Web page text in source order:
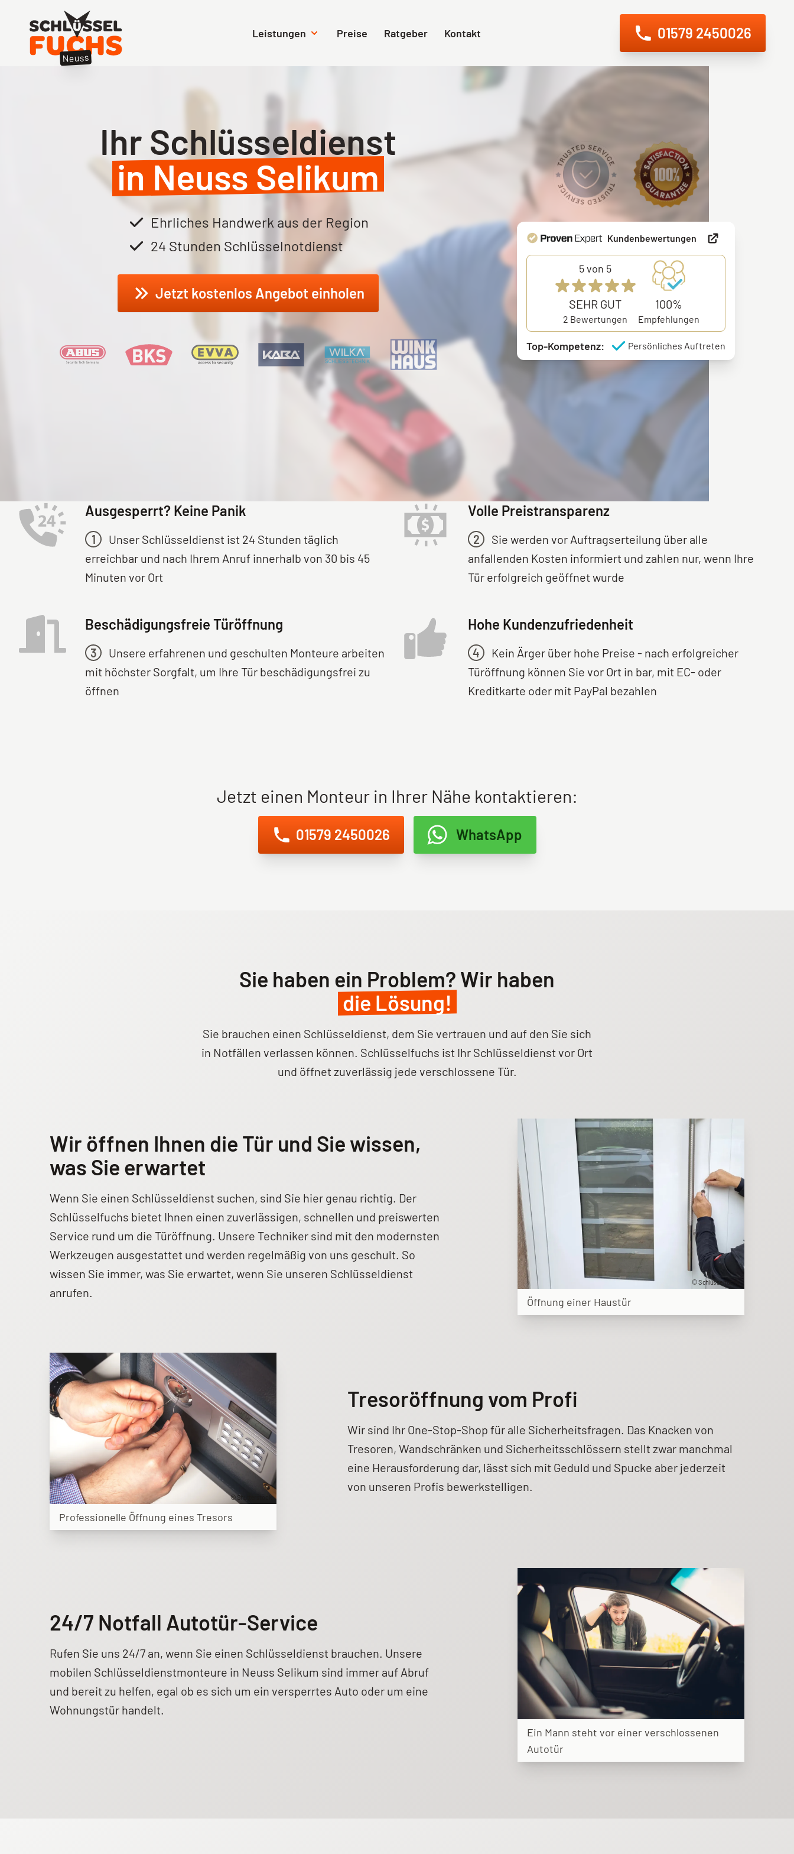
Neuss
Leistungen
Schlüsseldienst
Preise Ratgeber Kontakt 01579 2450026
Ihr Schlüsseldienst
in Neuss Selikum
Ehrliches Handwerk aus der Region
24 Stunden Schlüsselnotdienst
Jetzt kostenlos Angebot einholen
Kundenbewertungen
5von 5
SEHR GUT
2 Bewertungen
100%
Empfehlungen
Top-Kompetenz: Persönliches Auftreten
Ausgesperrt? Keine Panik
1
Unser Schlüsseldienst ist 24 Stunden täglich
erreichbar und nach Ihrem Anruf innerhalb von 30 bis 45
Minuten vor Ort
Volle Preistransparenz
2
Sie werden vor Auftragserteilung über alle
anfallenden Kosten informiert und zahlen nur, wenn Ihre
Tür erfolgreich geöffnet wurde
Beschädigungsfreie Türöffnung
3
Unsere erfahrenen und geschulten Monteure arbeiten
mit höchster Sorgfalt, um Ihre Tür beschädigungsfrei zu
öffnen
Hohe Kundenzufriedenheit
4
Kein Ärger über hohe Preise - nach erfolgreicher
Türöffnung können Sie vor Ort in bar, mit EC- oder
Kreditkarte oder mit PayPal bezahlen
Jetzt einen Monteur in Ihrer Nähe kontaktieren:
01579 2450026 WhatsApp
Sie haben ein Problem? Wir haben
die Lösung!
Sie brauchen einen Schlüsseldienst, dem Sie vertrauen und auf den Sie sich
in Notfällen verlassen können. Schlüsselfuchs ist Ihr Schlüsseldienst vor Ort
und öffnet zuverlässig jede verschlossene Tür.
© Schlüsselfuchs
Öffnung einer Haustür
Wir öffnen Ihnen die Tür und Sie wissen,
was Sie erwartet
Wenn Sie einen Schlüsseldienst suchen, sind Sie hier genau richtig. Der
Schlüsselfuchs bietet Ihnen einen zuverlässigen, schnellen und preiswerten
Service rund um die Türöffnung. Unsere Techniker sind mit den modernsten
Werkzeugen ausgestattet und werden regelmäßig von uns geschult. So
wissen Sie immer, was Sie erwartet, wenn Sie unseren Schlüsseldienst
anrufen.
© Shutterstock
Professionelle Öffnung eines Tresors
Tresoröffnung vom Profi
Wir sind Ihr One-Stop-Shop für alle Sicherheitsfragen. Das Knacken von
Tresoren, Wandschränken und Sicherheitsschlössern stellt zwar manchmal
eine Herausforderung dar, lässt sich mit Geduld und Spucke aber jederzeit
von unseren Profis bewerkstelligen.
Ein Mann steht vor einer verschlossenen
Autotür
24/7 Notfall Autotür-Service
Rufen Sie uns 24/7 an, wenn Sie einen Schlüsseldienst brauchen. Unsere
mobilen Schlüsseldienstmonteure in Neuss Selikum sind immer auf Abruf
und bereit zu helfen, egal ob es sich um ein versperrtes Auto oder um eine
Wohnungstür handelt.